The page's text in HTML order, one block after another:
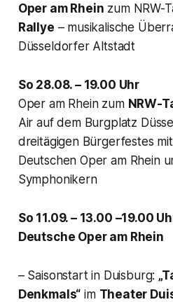
Oper am Rhein zum NRW-
Rallye – musikalische
Düsseldorfer Altstadt
So 28.08. – 19.00 Uhr
Oper am Rhein zum NRW-
Air auf dem Burgplatz
dreitägigen Bürgerfestes
Deutschen Oper am Rhein
Symphonikern
So 11.09. – 13.00 –19.00
Deutsche Oper am Rhein
– Saisonstart in Duisburg:
Denkmals“ im Theater